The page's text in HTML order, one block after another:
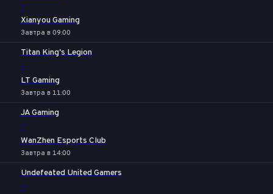
-
Xianyou Gaming
Завтра в 09:00
Titan King's Legion
-
LT Gaming
Завтра в 11:00
JA Gaming
-
WanZhen Esports Club
Завтра в 14:00
Undefeated United Gamers
-